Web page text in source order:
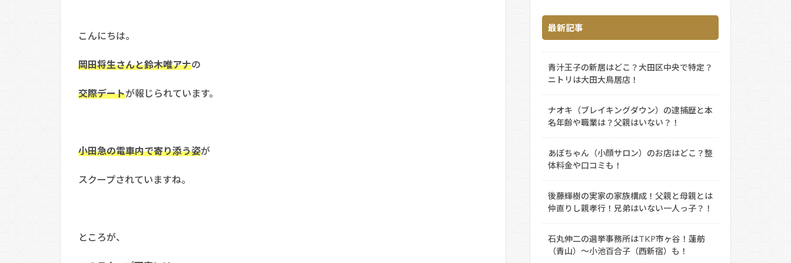
こんにちは。
岡田将生さんと鈴木唯アナの
交際デートが報じられています。
小田急の電車内で寄り添う姿が
スクープされていますね。
ところが、
最新記事
青汁王子の新居はどこ？大田区中央で特定？
ニトリは大田大鳥居店！
ナオキ（ブレイキングダウン）の逮捕歴と本
名年齢や職業は？父親はいない？！
あぼちゃん（小顔サロン）のお店はどこ？整
体料金や口コミも！
後藤輝樹の実家の家族構成！父親と母親とは
仲直りし親孝行！兄弟はいない一人っ子？！
石丸伸二の選挙事務所はTKP市ヶ谷！蓮舫
（青山）～小池百合子（西新宿）も！